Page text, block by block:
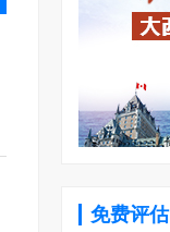
免费评估